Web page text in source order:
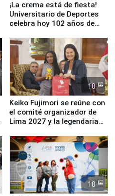
¡La crema está de fiesta!
Universitario de Deportes
celebra hoy 102 años de
10
Keiko Fujimori se reúne con
el comité organizador de
Lima 2027 y la legendaria
10